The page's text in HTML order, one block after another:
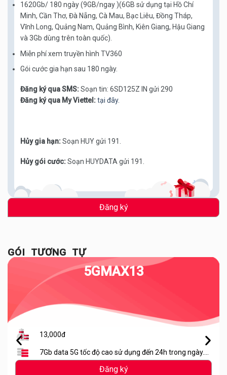
1620Gb/ 180 ngày (9GB/ngay )(6GB sử dụng tại Hồ Chí
Minh, Cần Thơ, Đà Nẵng, Cà Mau, Bạc Liêu, Đồng Tháp,
Vĩnh Long, Quảng Nam, Quảng Bình, Kiên Giang, Hậu Giang
và 3Gb dùng trên toàn quốc).
Miễn phí xem truyền hình TV360
Gói cước gia hạn sau 180 ngày.
Đăng ký qua SMS:Soạn tin: 6SD125Z IN gửi 290
Đăng ký qua My Viettel:tại đây.
Hủy gia hạn:Soạn HUY gửi 191.
Hủy gói cước:Soạn HUYDATA gửi 191.
Đăng ký
GÓI TƯƠNG TỰ
5GMAX13
13,000đ
7Gb data 5G tốc độ cao sử dụng đến 24h trong ngày.
Hết lưu lượng dừng truy cập
Đăng ký